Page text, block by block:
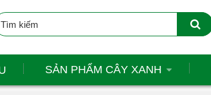
SẢN PHẨM CÂY XANH